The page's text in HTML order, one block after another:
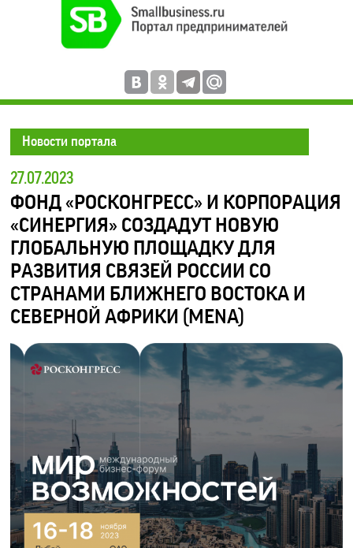
Новости портала
27.07.2023
ФОНД «РОСКОНГРЕСС» И КОРПОРАЦИЯ
«СИНЕРГИЯ» СОЗДАДУТ НОВУЮ
ГЛОБАЛЬНУЮ ПЛОЩАДКУ ДЛЯ
РАЗВИТИЯ СВЯЗЕЙ РОССИИ СО
СТРАНАМИ БЛИЖНЕГО ВОСТОКА И
СЕВЕРНОЙ АФРИКИ (MENA)